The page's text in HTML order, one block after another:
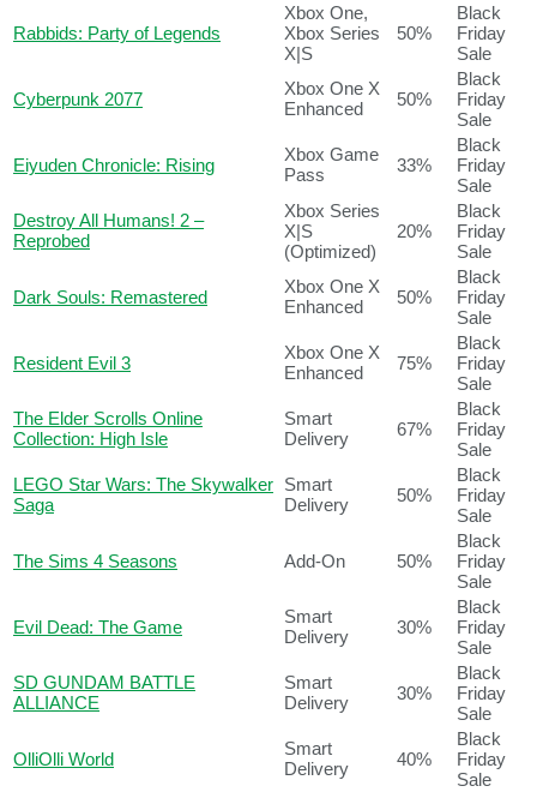
Rabbids: Party of Legends
Xbox One,
Xbox Series
X|S
50%
Black
Friday
Sale
Cyberpunk 2077
Xbox One X
Enhanced
50%
Black
Friday
Sale
Eiyuden Chronicle: Rising
Xbox Game
Pass
33%
Black
Friday
Sale
Destroy All Humans! 2 –
Reprobed
Xbox Series
X|S
(Optimized)
20%
Black
Friday
Sale
Dark Souls: Remastered
Xbox One X
Enhanced
50%
Black
Friday
Sale
Resident Evil 3
Xbox One X
Enhanced
75%
Black
Friday
Sale
The Elder Scrolls Online
Collection: High Isle
Smart
Delivery
67%
Black
Friday
Sale
LEGO Star Wars: The Skywalker
Saga
Smart
Delivery
50%
Black
Friday
Sale
The Sims 4 Seasons Add-On 50%
Black
Friday
Sale
Evil Dead: The Game
Smart
Delivery
30%
Black
Friday
Sale
SD GUNDAM BATTLE
ALLIANCE
Smart
Delivery
30%
Black
Friday
Sale
OlliOlli World
Smart
Delivery
40%
Black
Friday
Sale